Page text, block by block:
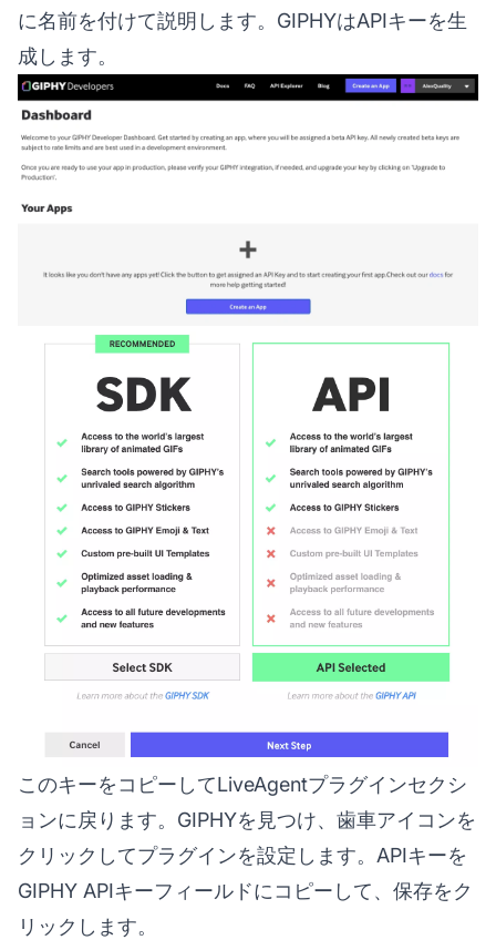
に名前を付けて説明します。GIPHYはAPIキーを生
成します。
このキーをコピーしてLiveAgentプラグインセクシ
ョンに戻ります。GIPHYを見つけ、歯車アイコンを
クリックしてプラグインを設定します。APIキーを
GIPHY APIキーフィールドにコピーして、保存をク
リックします。